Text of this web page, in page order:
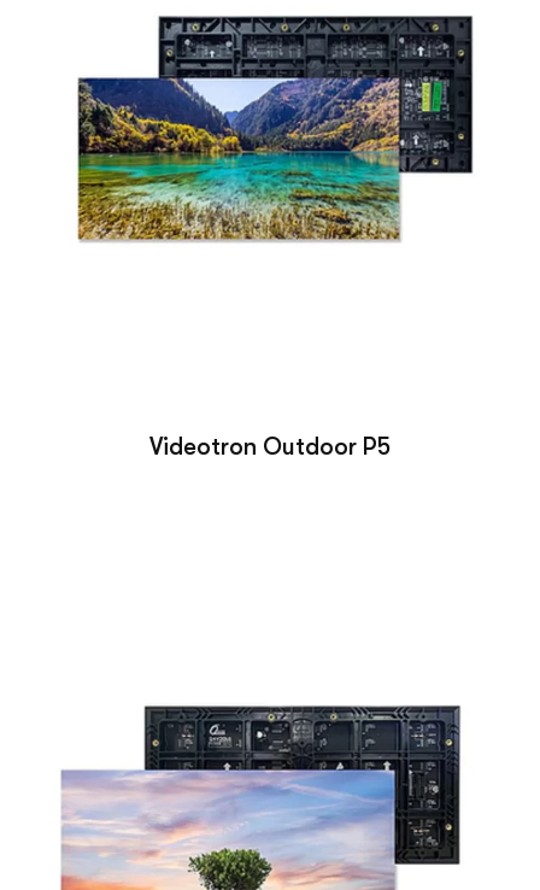
Videotron Outdoor P5